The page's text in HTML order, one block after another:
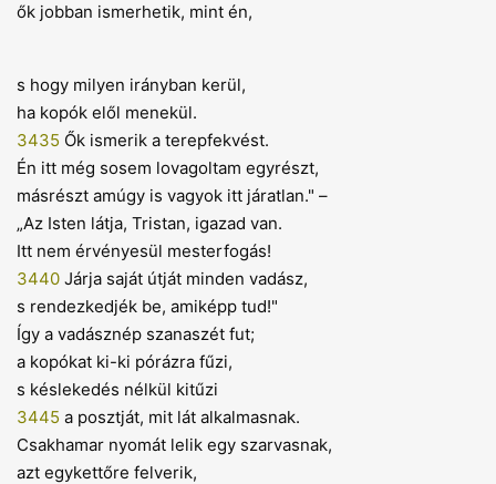
ők jobban ismerhetik, mint én,
s hogy milyen irányban kerül,
ha kopók elől menekül.
3435 Ők ismerik a terepfekvést.
Én itt még sosem lovagoltam egyrészt,
másrészt amúgy is vagyok itt járatlan." –
„Az Isten látja, Tristan, igazad van.
Itt nem érvényesül mesterfogás!
3440 Járja saját útját minden vadász,
s rendezkedjék be, amiképp tud!"
Így a vadásznép szanaszét fut;
a kopókat ki-ki pórázra fűzi,
s késlekedés nélkül kitűzi
3445 a posztját, mit lát alkalmasnak.
Csakhamar nyomát lelik egy szarvasnak,
azt egykettőre felverik,